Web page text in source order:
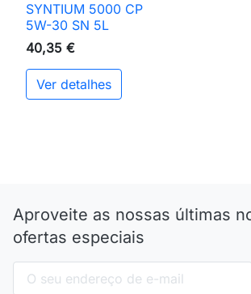
SYNTIUM 5000 CP
5W-30 SN 5L
40,35 €
Ver detalhes
Aproveite as nossas últimas
ofertas especiais